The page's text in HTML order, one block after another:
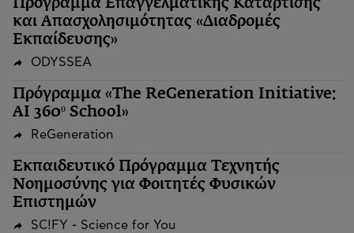
Πρόγραμμα Επαγγελματικής Κατάρτισης
και Απασχολησιμότητας «Διαδρομές
Εκπαίδευσης»
ODYSSEA
Πρόγραμμα «The ReGeneration Initiative:
AI 360º School»
ReGeneration
Εκπαιδευτικό Πρόγραμμα Τεχνητής
Νοημοσύνης για Φοιτητές Φυσικών
Επιστημών
SC!FY - Science for You